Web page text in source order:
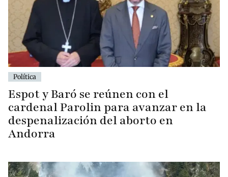
Política
Espot y Baró se reúnen con el
cardenal Parolin para avanzar en la
despenalización del aborto en
Andorra